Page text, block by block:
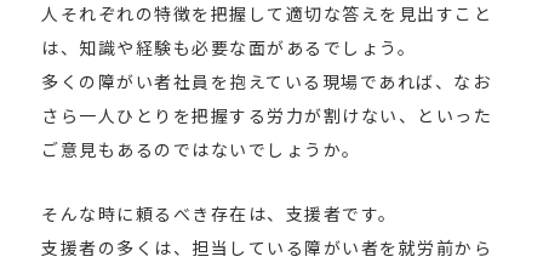
人それぞれの特徴を把握して適切な答えを見出すこと
は、知識や経験も必要な面があるでしょう。
多くの障がい者社員を抱えている現場であれば、なお
さら一人ひとりを把握する労力が割けない、といった
ご意見もあるのではないでしょうか。
そんな時に頼るべき存在は、支援者です。
支援者の多くは、担当している障がい者を就労前から